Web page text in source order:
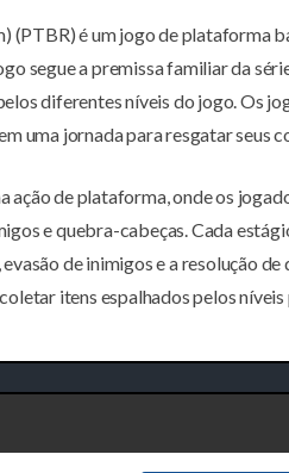
(PTBR) é um jogo de plataforma
segue a premissa familiar da
diferentes níveis do jogo. Os
uma jornada para resgatar seus
ação de plataforma, onde os
e quebra-cabeças. Cada
de inimigos e a resolução
itens espalhados pelos